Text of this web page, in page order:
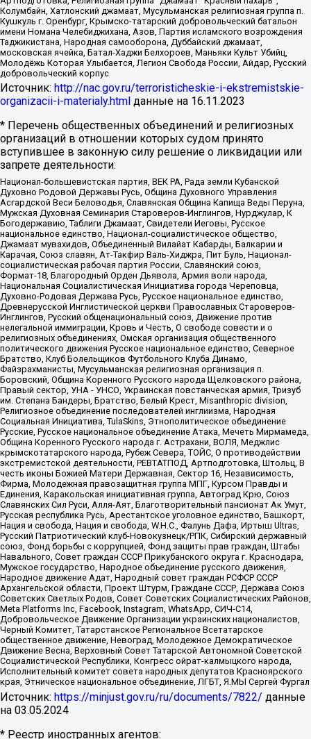
Колумбайн, Хатлонский джамаат, Мусульманская религиозная группа п.
Кушкуль г. Оренбург, Крымско-татарский добровольческий батальон
имени Номана Челебиджихана, Азов, Партия исламского возрождения
Таджикистана, Народная самооборона, Дуббайский джамаат,
московская ячейка, Батал-Хаджи Белхороев, Маньяки Культ Убийц,
Молодёжь Которая Улыбается, Легион Свобода России, Айдар, Русский
добровольческий корпус
Источник: http://nac.gov.ru/terroristicheskie-i-ekstremistskie-
organizacii-i-materialy.html данные на 16.11.2023
* Перечень общественных объединений и религиозных
организаций в отношении которых судом принято
вступившее в законную силу решение о ликвидации или
запрете деятельности:
Национал-большевистская партия, ВЕК РА, Рада земли Кубанской
Духовно Родовой Державы Русь, Община Духовного Управления
Асгардской Веси Беловодья, Славянская Община Капища Веды Перуна,
Мужская Духовная Семинария Староверов-Инглингов, Нурджулар, К
Богодержавию, Таблиги Джамаат, Свидетели Иеговы, Русское
национальное единство, Национал-социалистическое общество,
Джамаат мувахидов, Объединенный Вилайат Кабарды, Балкарии и
Карачая, Союз славян, Ат-Такфир Валь-Хиджра, Пит Буль, Национал-
социалистическая рабочая партия России, Славянский союз,
Формат-18, Благородный Орден Дьявола, Армия воли народа,
Национальная Социалистическая Инициатива города Череповца,
Духовно-Родовая Держава Русь, Русское национальное единство,
Древнерусской Инглистической церкви Православных Староверов-
Инглингов, Русский общенациональный союз, Движение против
нелегальной иммиграции, Кровь и Честь, О свободе совести и о
религиозных объединениях, Омская организация общественного
политического движения Русское национальное единство, Северное
Братство, Клуб Болельщиков Футбольного Клуба Динамо,
Файзрахманисты, Мусульманская религиозная организация п.
Боровский, Община Коренного Русского народа Щелковского района,
Правый сектор, УНА - УНСО, Украинская повстанческая армия, Тризуб
им. Степана Бандеры, Братство, Белый Крест, Misanthropic division,
Религиозное объединение последователей инглиизма, Народная
Социальная Инициатива, TulaSkins, Этнополитическое объединение
Русские, Русское национальное объединение Атака, Мечеть Мирмамеда,
Община Коренного Русского народа г. Астрахани, ВОЛЯ, Меджлис
крымскотатарского народа, Рубеж Севера, ТОЙС, О противодействии
экстремистской деятельности, РЕВТАТПОД, Артподготовка, Штольц, В
честь иконы Божией Матери Державная, Сектор 16, Независимость,
Фирма, Молодежная правозащитная группа МПГ, Курсом Правды и
Единения, Каракольская инициативная группа, Автоград Крю, Союз
Славянских Сил Руси, Алля-Аят, Благотворительный пансионат Ак Умут,
Русская республика Русь, Арестантское уголовное единство, Башкорт,
Нация и свобода, Нация и свобода, W.H.С., Фалунь Дафа, Иртыш Ultras,
Русский Патриотический клуб-Новокузнецк/РПК, Сибирский державный
союз, Фонд борьбы с коррупцией, Фонд защиты прав граждан, Штабы
Навального, Совет граждан СССР Прикубанского округа г. Краснодара,
Мужское государство, Народное объединение русского движения,
Народное движение Адат, Народный совет граждан РСФСР СССР
Архангельской области, Проект Штурм, Граждане СССР, Держава Союз
Советских Светлых Родов, Совет Советских Социалистических Районов,
Meta Platforms Inc, Facebook, Instagram, WhatsApp, СИЧ-С14,
Добровольческое Движение Организации украинских националистов,
Черный Комитет, Татарстанское Региональное Всетатарское
общественное движение, Невоград, Молодежное Демократическое
Движение Весна, Верховный Совет Татарской Автономной Советской
Социалистической Республики, Конгресс ойрат-калмыцкого народа,
Исполнительный комитет совета народных депутатов Красноярского
края, Этническое национальное объединение, ЛГБТ, Я.МЫ Сергей Фургал
Источник: https://minjust.gov.ru/ru/documents/7822/ данные
на 03.05.2024
* Реестр иностранных агентов: